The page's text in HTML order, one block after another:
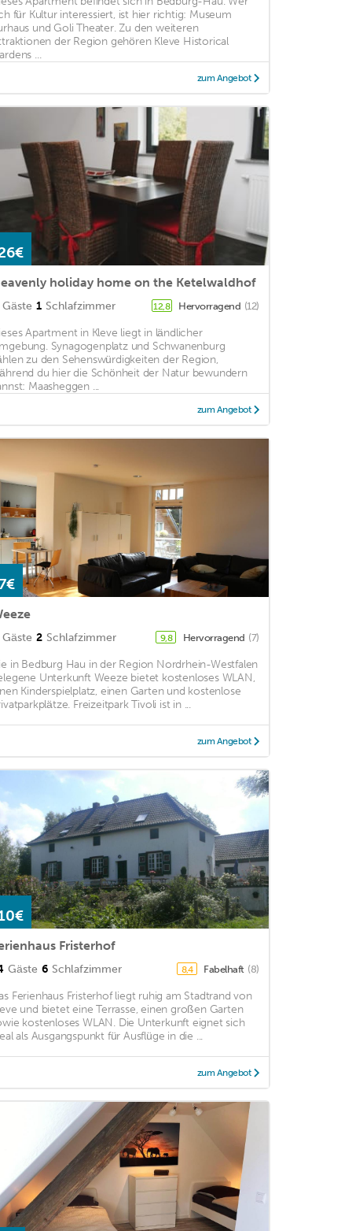
für Kultur interessiert, ist hier richtig: Museum
und Goli Theater. Zu den weiteren
der Region gehören Kleve Historical
...
zum Angebot
holiday home on the Ketelwaldhof
Gäste 1 Schlafzimmer 12,8 Hervorragend (12)
Apartment in Kleve liegt in ländlicher
Synagogenplatz und Schwanenburg
zu den Sehenswürdigkeiten der Region,
du hier die Schönheit der Natur bewundern
Maasheggen ...
zum Angebot
Gäste 2 Schlafzimmer 9,8 Hervorragend (7)
in Bedburg Hau in der Region Nordrhein-Westfalen
Unterkunft Weeze bietet kostenloses WLAN,
Kinderspielplatz, einen Garten und kostenlose
Freizeitpark Tivoli ist in ...
zum Angebot
Fristerhof
Gäste 6 Schlafzimmer 8,4 Fabelhaft (8)
Ferienhaus Fristerhof liegt ruhig am Stadtrand von
und bietet eine Terrasse, einen großen Garten
kostenloses WLAN. Die Unterkunft eignet sich
als Ausgangspunkt für Ausflüge in die ...
zum Angebot